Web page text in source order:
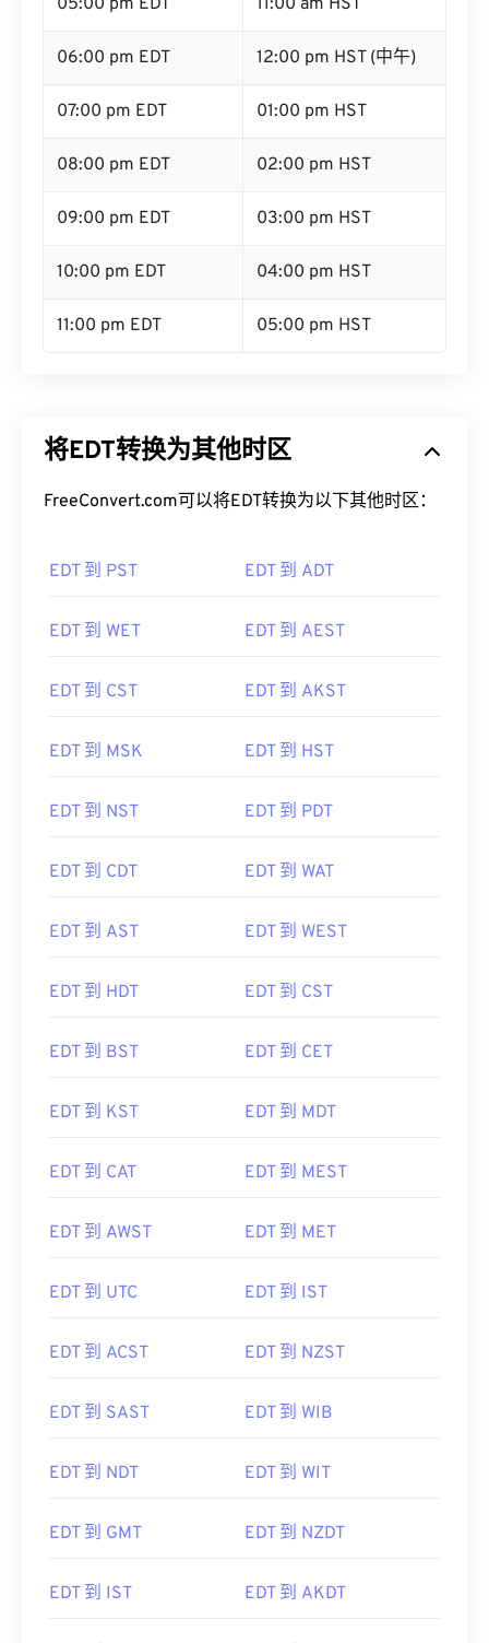
05:00 pm EDT 11:00 am HST
06:00 pm EDT 12:00 pm HST (中午)
07:00 pm EDT 01:00 pm HST
08:00 pm EDT 02:00 pm HST
09:00 pm EDT 03:00 pm HST
10:00 pm EDT 04:00 pm HST
11:00 pm EDT 05:00 pm HST
将EDT转换为其他时区
FreeConvert.com可以将EDT转换为以下其他时区：
EDT 到 PST EDT 到 ADT
EDT 到 WET EDT 到 AEST
EDT 到 CST EDT 到 AKST
EDT 到 MSK EDT 到 HST
EDT 到 NST EDT 到 PDT
EDT 到 CDT EDT 到 WAT
EDT 到 AST EDT 到 WEST
EDT 到 HDT EDT 到 CST
EDT 到 BST EDT 到 CET
EDT 到 KST EDT 到 MDT
EDT 到 CAT EDT 到 MEST
EDT 到 AWST EDT 到 MET
EDT 到 UTC EDT 到 IST
EDT 到 ACST EDT 到 NZST
EDT 到 SAST EDT 到 WIB
EDT 到 NDT EDT 到 WIT
EDT 到 GMT EDT 到 NZDT
EDT 到 IST EDT 到 AKDT